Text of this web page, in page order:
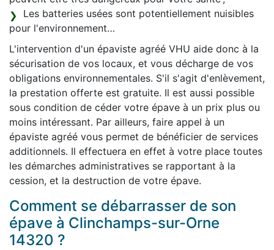
Les batteries usées sont potentiellement nuisibles
pour l'environnement…
L'intervention d'un épaviste agréé VHU aide donc à la
sécurisation de vos locaux, et vous décharge de vos
obligations environnementales. S'il s'agit d'enlèvement,
la prestation offerte est gratuite. Il est aussi possible
sous condition de céder votre épave à un prix plus ou
moins intéressant. Par ailleurs, faire appel à un
épaviste agréé vous permet de bénéficier de services
additionnels. Il effectuera en effet à votre place toutes
les démarches administratives se rapportant à la
cession, et la destruction de votre épave.
Comment se débarrasser de son
épave à Clinchamps-sur-Orne
14320 ?